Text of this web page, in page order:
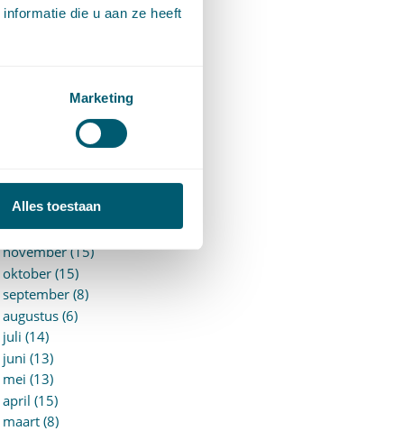
die u aan ze heeft
Marketing
Alles toestaan
2025 (153)
december (15)
november (15)
oktober (15)
september (8)
augustus (6)
juli (14)
juni (13)
mei (13)
april (15)
maart (8)